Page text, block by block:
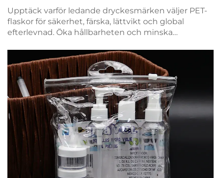
Upptäck varför ledande dryckesmärken väljer PET-
flaskor för säkerhet, färska, lättvikt och global
efterlevnad. Öka hållbarheten och minska